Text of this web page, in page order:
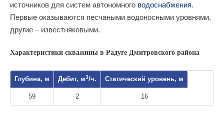
источников для систем автономного водоснабжения.
Первые оказываются песчаными водоносными уровнями,
другие – известняковыми.
Характеристики скважины в Радуге Дмитровского района
Глубина, м Дебит, м3/ч. Статический уровень, м
59 2 16